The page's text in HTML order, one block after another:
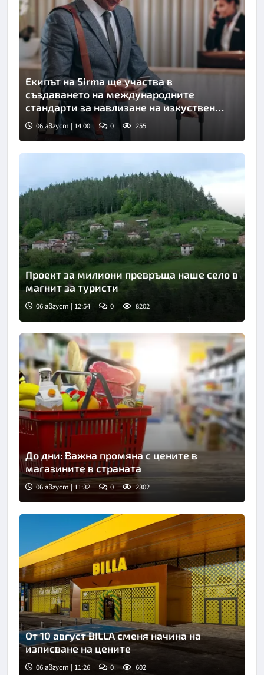
Екипът на Sirma ще участва в
създаването на международните
стандарти за навлизане на изкуствен
интелект в хотелиерството
06 август | 14:00 0 255
Проект за милиони превръща наше село в
магнит за туристи
06 август | 12:54 0 8202
До дни: Важна промяна с цените в
магазините в страната
06 август | 11:32 0 2302
От 10 август BILLA сменя начина на
изписване на цените
06 август | 11:26 0 602